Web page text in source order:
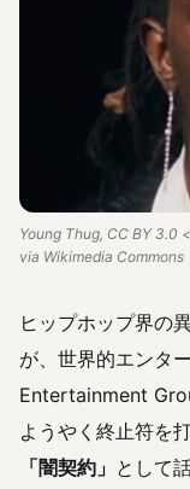
Young Thug, CC BY 3.0
via Wikimedia Commons
ヒップホップ界の
が、世界的エンタ
Entertainment
ようやく終止符を打
「闇契約」 として